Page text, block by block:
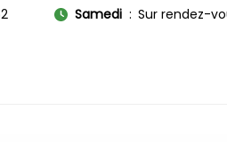
Samedi Sur rendez-